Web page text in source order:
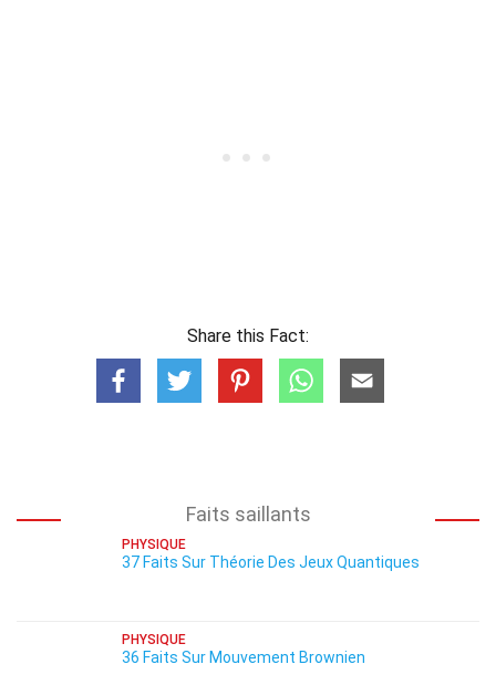
Share this Fact:
Faits saillants
PHYSIQUE
37 Faits Sur Théorie Des Jeux Quantiques
PHYSIQUE
36 Faits Sur Mouvement Brownien